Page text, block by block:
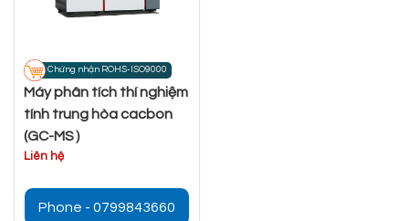
Chứng nhận ROHS-ISO9000
Máy phân tích thí nghiệm
tính trung hòa cacbon
(GC-MS）
Liên hệ
Phone - 0799843660